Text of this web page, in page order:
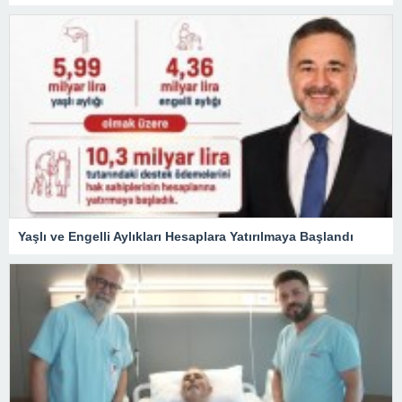
Yaşlı ve Engelli Aylıkları Hesaplara Yatırılmaya Başlandı